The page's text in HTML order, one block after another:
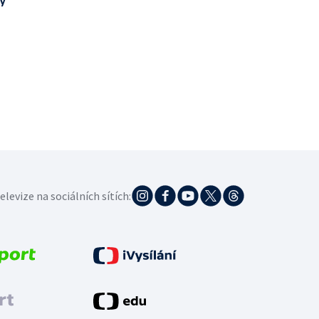
na sociálních sítích: